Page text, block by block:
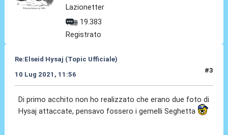
Lazionetter
19.383
Registrato
Re:Elseid Hysaj (Topic Ufficiale)
10 Lug 2021, 11:56
#3
Di primo acchito non ho realizzato che erano due foto di
Hysaj attaccate, pensavo fossero i gemelli Seghetta